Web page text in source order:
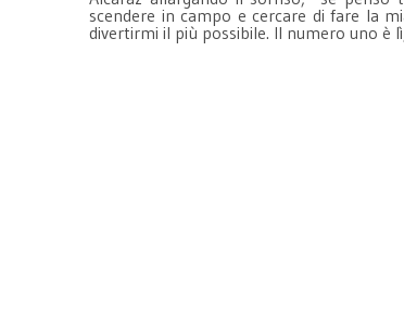
scendere in campo e cercare di fare la
divertirmi il più possibile. Il numero uno è